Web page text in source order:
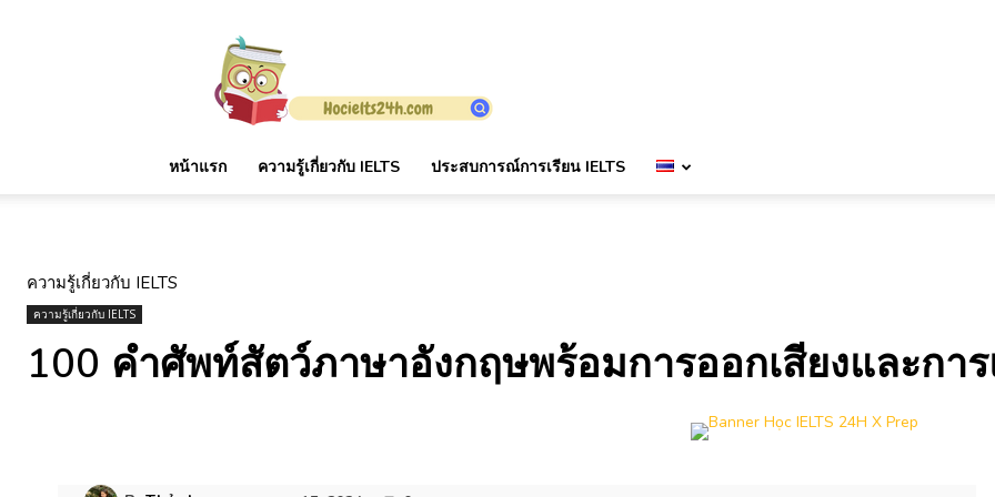
หน้าแรก ความรู้เกี่ยวกับ IELTS ประสบการณ์การเรียน IELTS
ความรู้เกี่ยวกับ IELTS
ความรู้เกี่ยวกับ IELTS
100 คำศัพท์สัตว์ภาษาอังกฤษพร้อมการออกเสียงและกา